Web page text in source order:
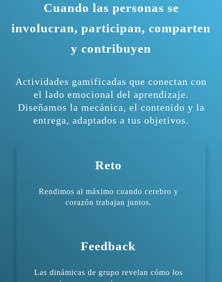
Cuando las personas se
involucran, participan, comparten
y contribuyen
Actividades gamificadas que conectan con
el lado emocional del aprendizaje.
Diseñamos la mecánica, el contenido y la
entrega, adaptados a tus objetivos.
Reto
Rendimos al máximo cuando cerebro y
corazón trabajan juntos.
Feedback
Las dinámicas de grupo revelan cómo los